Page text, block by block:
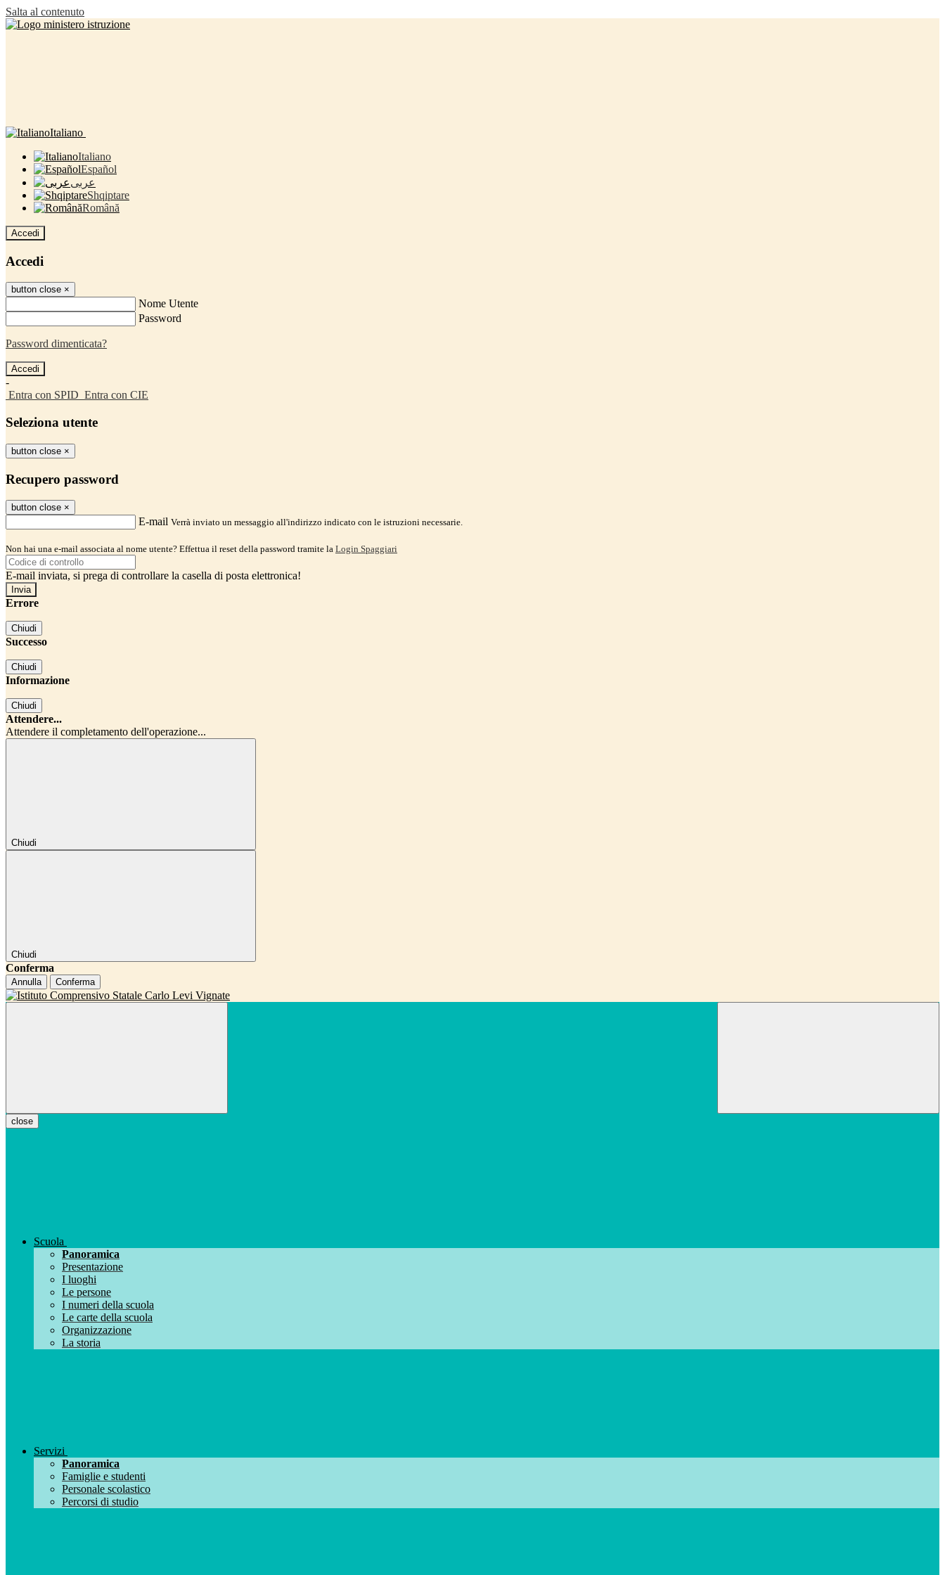
Salta al contenuto
Italiano
Italiano
Español
عربى
Shqiptare
Română
Accedi
Accedi
button close ×
Nome Utente
Password
Password dimenticata?
-
Entra con SPID Entra con CIE
Seleziona utente
button close ×
Recupero password
button close ×
E-mail Verrà inviato un messaggio all'indirizzo indicato con le istruzioni necessarie.
Non hai una e-mail associata al nome utente? Effettua il reset della password tramite la Login Spaggiari
E-mail inviata, si prega di controllare la casella di posta elettronica!
Errore
Chiudi
Successo
Chiudi
Informazione
Chiudi
Attendere...
Attendere il completamento dell'operazione...
Chiudi
Chiudi
Conferma
Annulla Conferma
close
Scuola
Panoramica
Presentazione
I luoghi
Le persone
I numeri della scuola
Le carte della scuola
Organizzazione
La storia
Servizi
Panoramica
Famiglie e studenti
Personale scolastico
Percorsi di studio